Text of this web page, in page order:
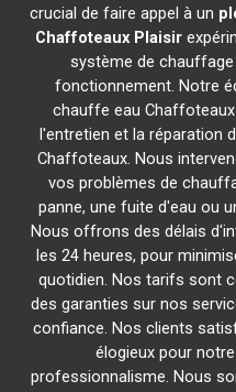
crucial de faire appel à un
Chaffoteaux Plaisir
système de
fonctionnement. Notre
chauffe eau Chaffoteaux
l'entretien et la réparation
Chaffoteaux. Nous
vos problèmes de
panne, une fuite d'eau ou
Nous offrons des délais
les 24 heures, pour
quotidien. Nos tarifs sont
des garanties sur nos
confiance. Nos clients
élogieux pour
professionnalisme. Nous